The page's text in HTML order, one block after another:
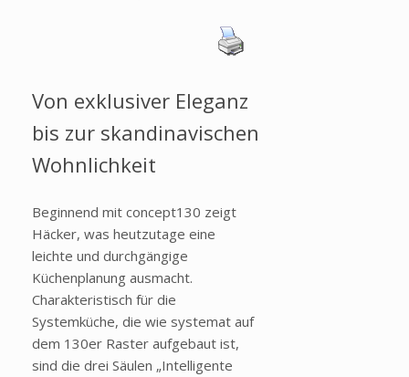
Von exklusiver Eleganz
bis zur skandinavischen
Wohnlichkeit
Beginnend mit concept130 zeigt
Häcker, was heutzutage eine
leichte und durchgängige
Küchenplanung ausmacht.
Charakteristisch für die
Systemküche, die wie systemat auf
dem 130er Raster aufgebaut ist,
sind die drei Säulen „Intelligente